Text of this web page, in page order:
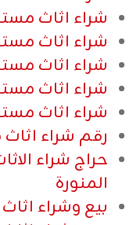
شراء اثاث
شراء اثاث
شراء اثاث
شراء اثاث
شراء اثاث
رقم شراء
حراج شراء
المنورة
بيع وشراء